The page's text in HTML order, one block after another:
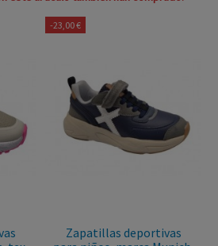
-23,00 €
Zapatillas deportivas